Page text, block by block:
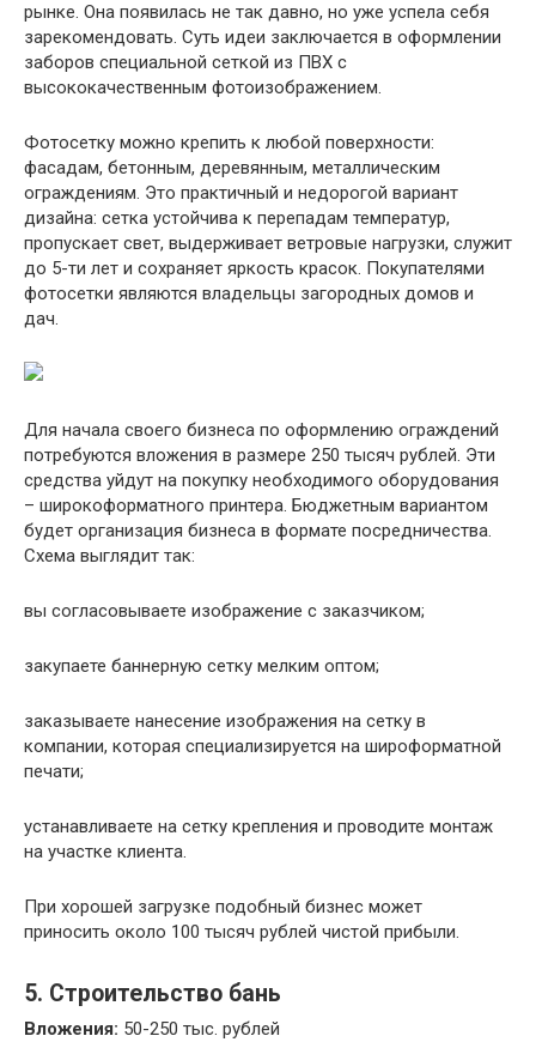
рынке. Она появилась не так давно, но уже успела себя
зарекомендовать. Суть идеи заключается в оформлении
заборов специальной сеткой из ПВХ с
высококачественным фотоизображением.
Фотосетку можно крепить к любой поверхности:
фасадам, бетонным, деревянным, металлическим
ограждениям. Это практичный и недорогой вариант
дизайна: сетка устойчива к перепадам температур,
пропускает свет, выдерживает ветровые нагрузки, служит
до 5-ти лет и сохраняет яркость красок. Покупателями
фотосетки являются владельцы загородных домов и
дач.
Для начала своего бизнеса по оформлению ограждений
потребуются вложения в размере 250 тысяч рублей. Эти
средства уйдут на покупку необходимого оборудования
– широкоформатного принтера. Бюджетным вариантом
будет организация бизнеса в формате посредничества.
Схема выглядит так:
вы согласовываете изображение с заказчиком;
закупаете баннерную сетку мелким оптом;
заказываете нанесение изображения на сетку в
компании, которая специализируется на широформатной
печати;
устанавливаете на сетку крепления и проводите монтаж
на участке клиента.
При хорошей загрузке подобный бизнес может
приносить около 100 тысяч рублей чистой прибыли.
5. Строительство бань
Вложения: 50-250 тыс. рублей